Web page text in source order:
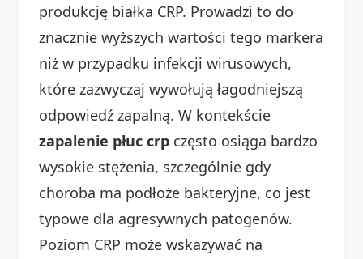
produkcję białka CRP. Prowadzi to do
znacznie wyższych wartości tego markera
niż w przypadku infekcji wirusowych,
które zazwyczaj wywołują łagodniejszą
odpowiedź zapalną. W kontekście
zapalenie płuc crp często osiąga bardzo
wysokie stężenia, szczególnie gdy
choroba ma podłoże bakteryjne, co jest
typowe dla agresywnych patogenów.
Poziom CRP może wskazywać na